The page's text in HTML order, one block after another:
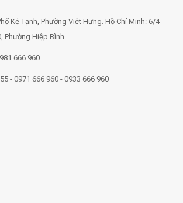
Kẻ Tạnh, Phường Việt Hưng. Hồ Chí Minh: 6/4
Phường Hiệp Bình
666 960
- 0971 666 960 - 0933 666 960